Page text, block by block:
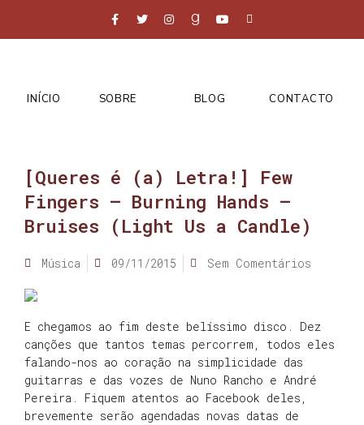
INÍCIO SOBRE BLOG CONTACTO
[Queres é (a) Letra!] Few
Fingers – Burning Hands –
Bruises (Light Us a Candle)
Música 09/11/2015 Sem Comentários
E chegamos ao fim deste belíssimo disco. Dez
canções que tantos temas percorrem, todos eles
falando-nos ao coração na simplicidade das
guitarras e das vozes de Nuno Rancho e André
Pereira. Fiquem atentos ao Facebook deles,
brevemente serão agendadas novas datas de